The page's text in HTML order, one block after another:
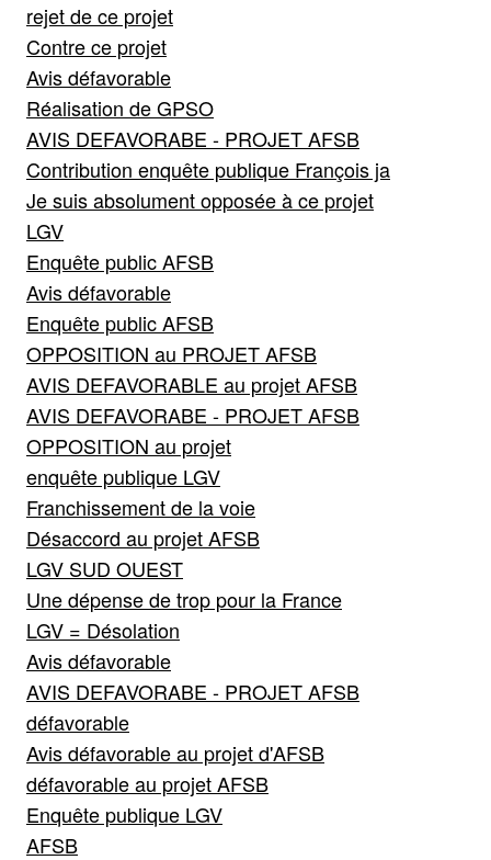
rejet de ce projet
Contre ce projet
Avis défavorable
Réalisation de GPSO
AVIS DEFAVORABE - PROJET AFSB
Contribution enquête publique François ja
Je suis absolument opposée à ce projet
LGV
Enquête public AFSB
Avis défavorable
Enquête public AFSB
OPPOSITION au PROJET AFSB
AVIS DEFAVORABLE au projet AFSB
AVIS DEFAVORABE - PROJET AFSB
OPPOSITION au projet
enquête publique LGV
Franchissement de la voie
Désaccord au projet AFSB
LGV SUD OUEST
Une dépense de trop pour la France
LGV = Désolation
Avis défavorable
AVIS DEFAVORABE - PROJET AFSB
défavorable
Avis défavorable au projet d'AFSB
défavorable au projet AFSB
Enquête publique LGV
AFSB